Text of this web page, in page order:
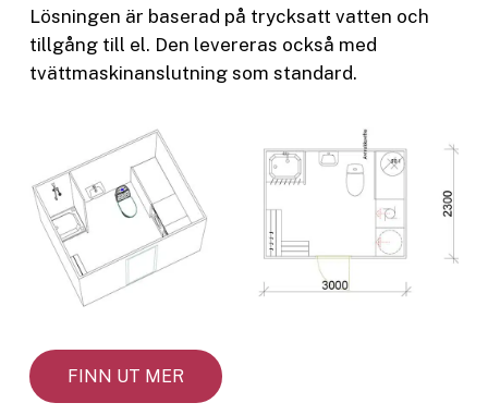
Lösningen är baserad på trycksatt vatten och
tillgång till el. Den levereras också med
tvättmaskinanslutning som standard.
FINN UT MER